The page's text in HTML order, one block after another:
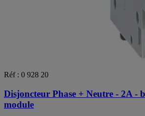
Réf : 0 928 20
Disjoncteur Phase + Neutre - 2A -
module